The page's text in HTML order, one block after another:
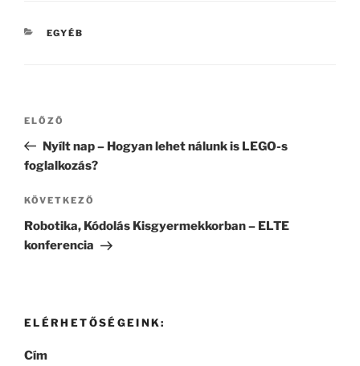
KATEGÓRIÁK
EGYÉB
Bejegyzés
Korábbi
bejegyzés
ELŐZŐ
Nyílt nap – Hogyan lehet nálunk is LEGO-s
foglalkozás?
Következő
bejegyzés
KÖVETKEZŐ
Robotika, Kódolás Kisgyermekkorban – ELTE
konferencia
ELÉRHETŐSÉGEINK:
Cím